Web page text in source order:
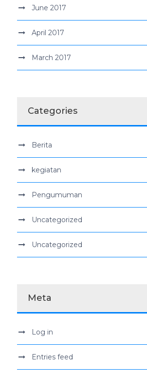
June 2017
April 2017
March 2017
Categories
Berita
kegiatan
Pengumuman
Uncategorized
Uncategorized
Meta
Log in
Entries feed